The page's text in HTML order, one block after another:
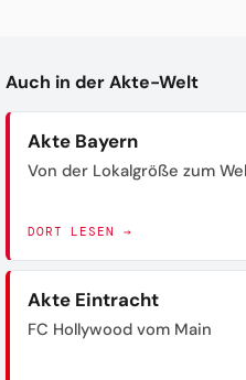
Auch in der Akte-Welt
Akte Bayern
Von der Lokalgröße zum
DORT LESEN →
Akte Eintracht
FC Hollywood vom Main